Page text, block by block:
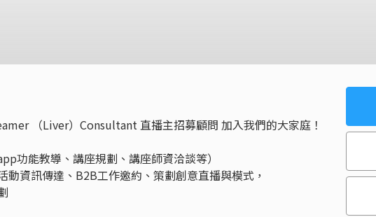
（Liver）Consultant 直播主招募顧問 加入我們的大家庭！
功能教導、講座規劃、講座師資洽談等）
資訊傳達、B2B工作邀約、策劃創意直播與模式，